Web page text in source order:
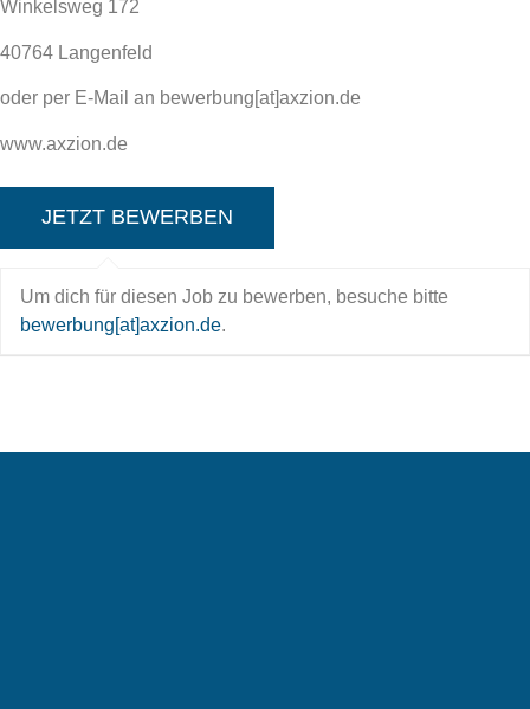
Winkelsweg 172
40764 Langenfeld
oder per E-Mail an bewerbung[at]axzion.de
www.axzion.de
Um dich für diesen Job zu bewerben, besuche bitte
bewerbung[at]axzion.de.